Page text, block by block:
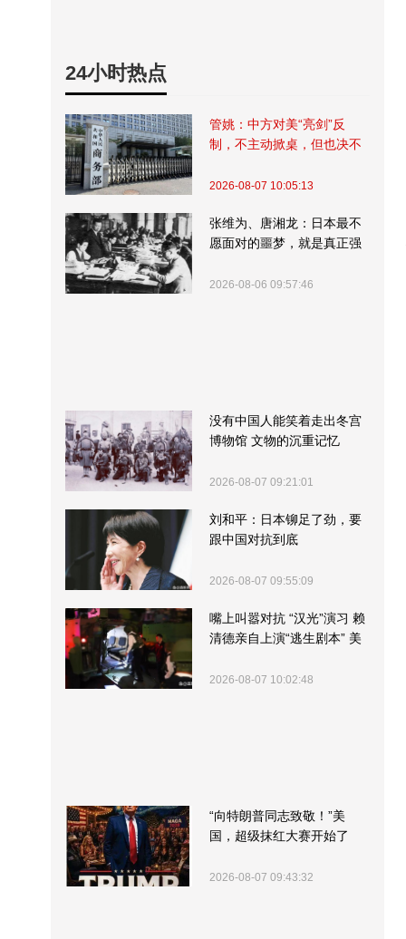
24小时热点
管姚：中方对美“亮剑”反
制，不主动掀桌，但也决不
2026-08-07 10:05:13
张维为、唐湘龙：日本最不
愿面对的噩梦，就是真正强
2026-08-06 09:57:46
没有中国人能笑着走出冬宫
博物馆 文物的沉重记忆
2026-08-07 09:21:01
刘和平：日本铆足了劲，要
跟中国对抗到底
2026-08-07 09:55:09
嘴上叫嚣对抗 “汉光”演习 赖
清德亲自上演“逃生剧本” 美
2026-08-07 10:02:48
“向特朗普同志致敬！”美
国，超级抹红大赛开始了
2026-08-07 09:43:32